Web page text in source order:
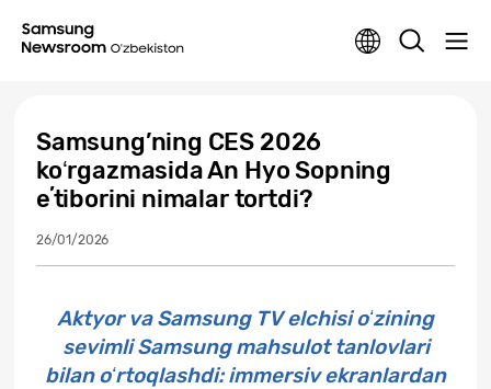
Samsung’ning CES 2026
koʻrgazmasida An Hyo Sopning
eʼtiborini nimalar tortdi?
26/01/2026
Aktyor va Samsung TV elchisi oʻzining
sevimli Samsung mahsulot tanlovlari
bilan oʻrtoqlashdi: immersiv ekranlardan